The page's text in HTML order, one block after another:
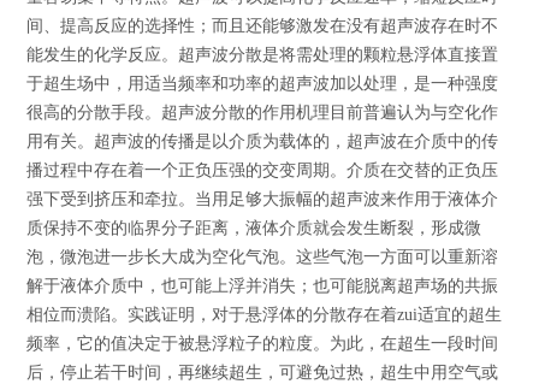
间、提高反应的选择性；而且还能够激发在没有超声波存在时不
能发生的化学反应。超声波分散是将需处理的颗粒悬浮体直接置
于超生场中，用适当频率和功率的超声波加以处理，是一种强度
很高的分散手段。超声波分散的作用机理目前普遍认为与空化作
用有关。超声波的传播是以介质为载体的，超声波在介质中的传
播过程中存在着一个正负压强的交变周期。介质在交替的正负压
强下受到挤压和牵拉。当用足够大振幅的超声波来作用于液体介
质保持不变的临界分子距离，液体介质就会发生断裂，形成微
泡，微泡进一步长大成为空化气泡。这些气泡一方面可以重新溶
解于液体介质中，也可能上浮并消失；也可能脱离超声场的共振
相位而溃陷。实践证明，对于悬浮体的分散存在着zui适宜的超生
频率，它的值决定于被悬浮粒子的粒度。为此，在超生一段时间
后，停止若干时间，再继续超生，可避免过热，超生中用空气或